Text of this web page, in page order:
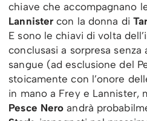
chiave che accompagnano
Lannistercon la donna di
E sono le chiavi di volta
conclusasi a sorpresa
sangue (ad esclusione del
stoicamente con l’onore
in mano a Frey e Lannister,
Pesce Nero andrà